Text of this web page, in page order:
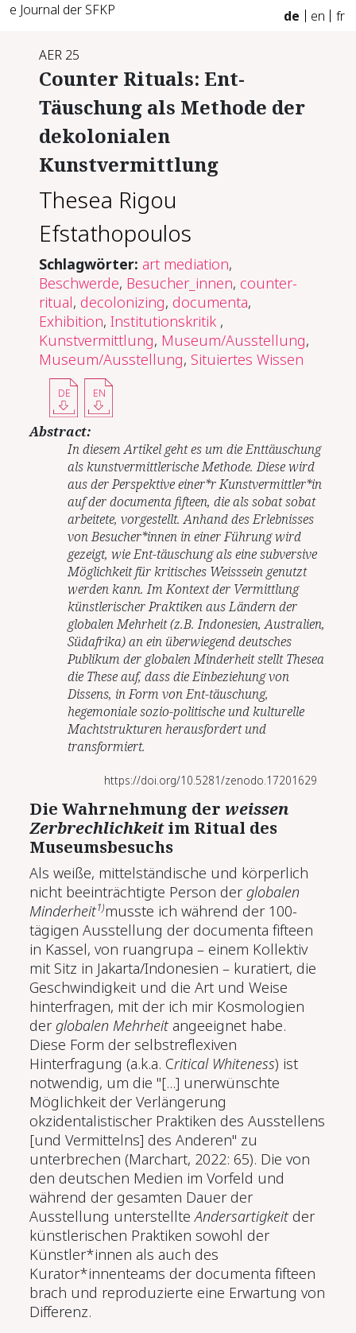
e Journal der SFKP de en fr
AER 25
Counter Rituals: Ent-
Täuschung als Methode der
dekolonialen
Kunstvermittlung
Thesea Rigou
Efstathopoulos
Schlagwörter: art mediation,
Beschwerde, Besucher_innen, counter-
ritual, decolonizing, documenta,
Exhibition, Institutionskritik ,
Kunstvermittlung, Museum/Ausstellung,
Museum/Ausstellung, Situiertes Wissen
DE EN
Abstract:
In diesem Artikel geht es um die Enttäuschung
als kunstvermittlerische Methode. Diese wird
aus der Perspektive einer*r Kunstvermittler*in
auf der documenta fifteen, die als sobat sobat
arbeitete, vorgestellt. Anhand des Erlebnisses
von Besucher*innen in einer Führung wird
gezeigt, wie Ent-täuschung als eine subversive
Möglichkeit für kritisches Weisssein genutzt
werden kann. Im Kontext der Vermittlung
künstlerischer Praktiken aus Ländern der
globalen Mehrheit (z.B. Indonesien, Australien,
Südafrika) an ein überwiegend deutsches
Publikum der globalen Minderheit stellt Thesea
die These auf, dass die Einbeziehung von
Dissens, in Form von Ent-täuschung,
hegemoniale sozio-politische und kulturelle
Machtstrukturen herausfordert und
transformiert.
https://doi.org/10.5281/zenodo.17201629
Die Wahrnehmung der weissen
Zerbrechlichkeitim Ritual des
Museumsbesuchs
Als weiße, mittelständische und körperlich
nicht beeinträchtigte Person der globalen
Minderheit1)musste ich während der 100-
tägigen Ausstellung der documenta fifteen
in Kassel, von ruangrupa – einem Kollektiv
mit Sitz in Jakarta/Indonesien – kuratiert, die
Geschwindigkeit und die Art und Weise
hinterfragen, mit der ich mir Kosmologien
der globalen Mehrheitangeeignet habe.
Diese Form der selbstreflexiven
Hinterfragung (a.k.a. Critical Whiteness) ist
notwendig, um die "[...] unerwünschte
Möglichkeit der Verlängerung
okzidentalistischer Praktiken des Ausstellens
[und Vermittelns] des Anderen" zu
unterbrechen (Marchart, 2022: 65). Die von
den deutschen Medien im Vorfeld und
während der gesamten Dauer der
Ausstellung unterstellteAndersartigkeitder
künstlerischen Praktiken sowohl der
Künstler*innen als auch des
Kurator*innenteams der documenta fifteen
brach und reproduzierte eine Erwartung von
Differenz.